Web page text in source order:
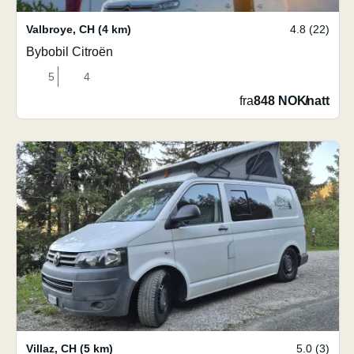
Valbroye, CH (4 km) 4.8 (22)
Bybobil Citroën
5 4
fra848 NOK/natt
Villaz, CH (5 km) 5.0 (3)